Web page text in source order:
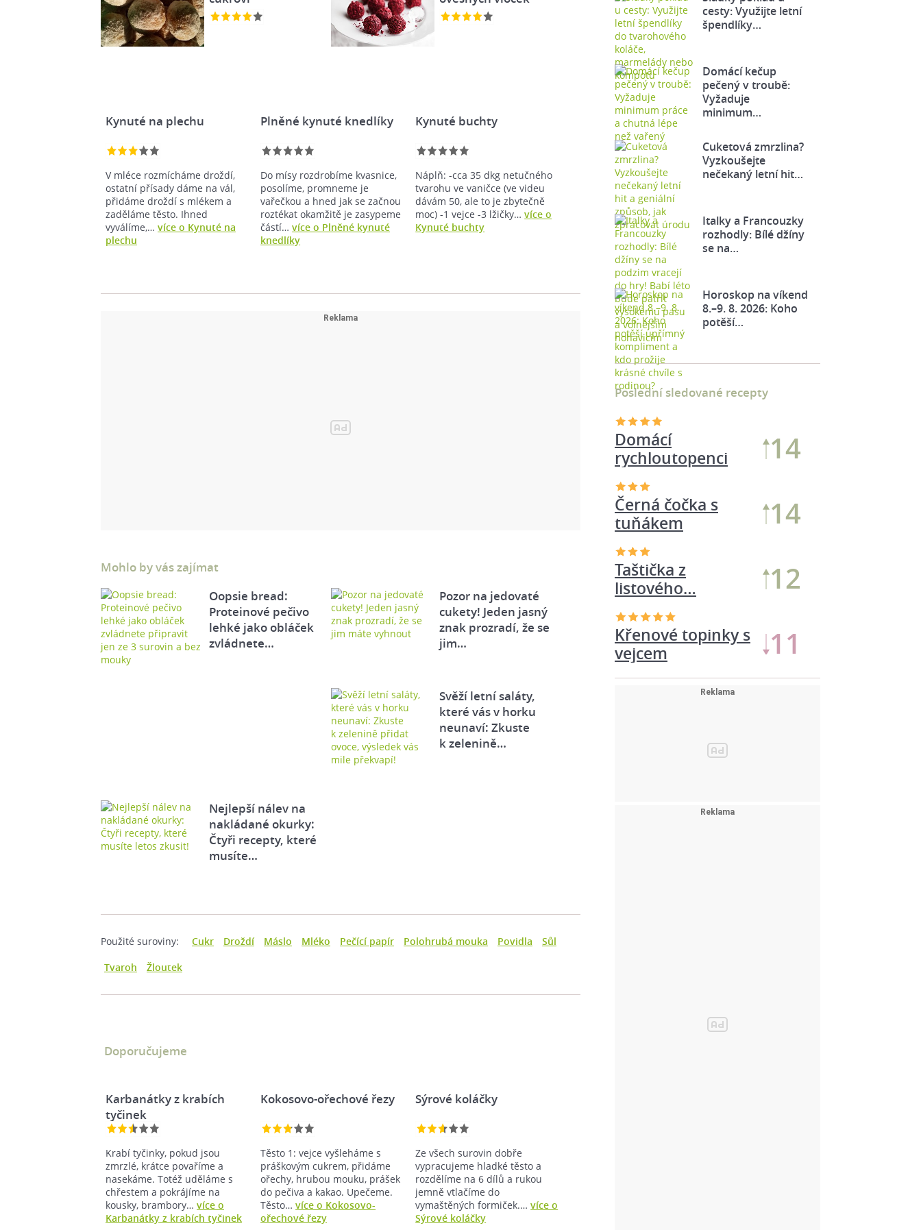
Kynuté na plechu
V mléce rozmícháme droždí,
ostatní přísady dáme na vál,
přidáme droždí s mlékem a
zaděláme těsto. Ihned
vyválíme,… více o Kynuté na
plechu
Plněné kynuté knedlíky
Do mísy rozdrobíme kvasnice,
posolíme, promneme je
vařečkou a hned jak se začnou
roztékat okamžitě je zasypeme
částí…více o Plněné kynuté
knedlíky
Kynuté buchty
Náplň: -cca 35 dkg netučného
tvarohu ve vaničce (ve videu
dávám 50, ale to je zbytečně
moc) -1 vejce -3 lžičky…více o
Kynuté buchty
Mohlo by vás zajímat
Oopsie bread:
Proteinové pečivo
lehké jako obláček
zvládnete…
Pozor na jedovaté
cukety! Jeden jasný
znak prozradí, že se
jim…
Svěží letní saláty,
které vás v horku
neunaví: Zkuste
k zelenině…
Nejlepší nálev na
nakládané okurky:
Čtyři recepty, které
musíte…
Použité suroviny: Cukr Droždí Máslo Mléko Pečící papír Polohrubá mouka Povidla
Sůl
Tvaroh
Žloutek
Doporučujeme
Karbanátky z krabích
tyčinek
Krabí tyčinky, pokud jsou
zmrzlé, krátce povaříme a
nasekáme. Totéž uděláme s
chřestem a pokrájíme na
kousky, brambory… více o
Karbanátky z krabích tyčinek
Kokosovo-ořechové řezy
Těsto 1: vejce vyšleháme s
práškovým cukrem, přidáme
ořechy, hrubou mouku, prášek
do pečiva a kakao. Upečeme.
Těsto…více o Kokosovo-
ořechové řezy
Sýrové koláčky
Ze všech surovin dobře
vypracujeme hladké těsto a
rozdělíme na 6 dílů a rukou
jemně vtlačíme do
vymaštěných formiček.…více o
Sýrové koláčky
cesty: Využijte letní
špendlíky…
Domácí kečup
pečený v troubě:
Vyžaduje
minimum…
Cuketová zmrzlina?
Vyzkoušejte
nečekaný letní hit…
Italky a Francouzky
rozhodly: Bílé džíny
se na…
Horoskop na víkend
8.–9. 8. 2026: Koho
potěší…
Poslední sledované recepty
Domácí
rychloutopenci
14
Křenové topinky s
vejcem
11
Černá čočka s
tuňákem
14
Taštička z
listového…
12